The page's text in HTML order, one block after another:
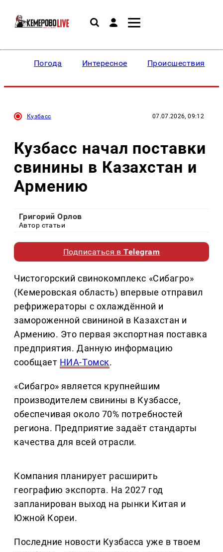
Погода Интересное Происшествия
Кузбасс 07.07.2026, 09:12
Кузбасс начал поставки
свинины в Казахстан и
Армению
Григорий Орлов
Автор статьи
Подписаться вTelegram
Чистогорский свинокомплекс «Сибагро»
(Кемеровская область) впервые отправил
рефрижераторы с охлаждённой и
замороженной свининой в Казахстан и
Армению. Это первая экспортная поставка
предприятия. Данную информацию
сообщает НИА-Томск.
«Сибагро» является крупнейшим
производителем свинины в Кузбассе,
обеспечивая около 70% потребностей
региона. Предприятие задаёт стандарты
качества для всей отрасли.
Компания планирует расширить
географию экспорта. На 2027 год
запланирован выход на рынки Китая и
Южной Кореи.
Последние новости Кузбасса уже в твоем